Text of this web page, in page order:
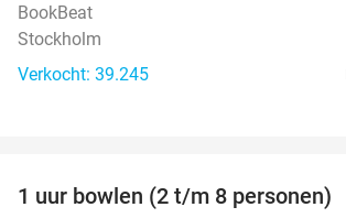
BookBeat
Stockholm
Verkocht: 39.245
1 uur bowlen (2 t/m 8 personen)